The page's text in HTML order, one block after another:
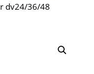
dv24/36/48